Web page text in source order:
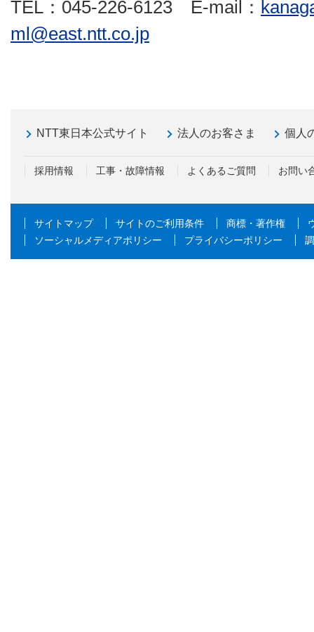
TEL：045-226-6123 E-mail：
ml@east.ntt.co.jp
NTT東日本公式サイト 法人のお客さま 個人
採用情報 工事・故障情報 よくあるご質問 お問い
サイトマップ サイトのご利用条件 商標・著作権
ソーシャルメディアポリシー
プライバシーポリシー